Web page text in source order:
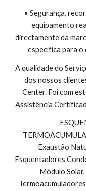
• Segurança,
equipamento
directamente da
específica para
A qualidade do
dos nossos
Center. Foi com
Assistência
Exaustão
Esquentadores
Módulo